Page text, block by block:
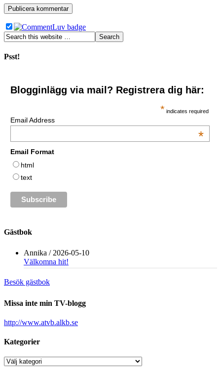
Psst!
Blogginlägg via mail? Registrera dig här:
* indicates required
Email Address
*
Email Format
html
text
Gästbok
Annika / 2026-05-10
Välkomna hit!
Besök gästbok
Missa inte min TV-blogg
http://www.atvb.alkb.se
Kategorier
Kategorier